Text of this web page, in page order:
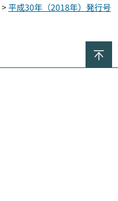
>平成30年（2018年）発行号